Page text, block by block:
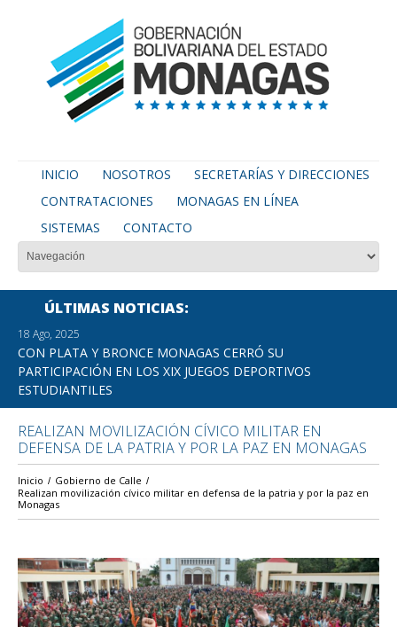
INICIO NOSOTROS
SECRETARÍAS Y DIRECCIONES
CONTRATACIONES
MONAGAS EN LÍNEA
SISTEMAS
CONTACTO
ÚLTIMAS NOTICIAS
18 Ago, 2025
CON PLATA Y BRONCE MONAGAS CERRÓ SU
PARTICIPACIÓN EN LOS XIX JUEGOS DEPORTIVOS
ESTUDIANTILES
REALIZAN MOVILIZACIÓN CÍVICO MILITAR EN
DEFENSA DE LA PATRIA Y POR LA PAZ EN MONAGAS
Inicio
Gobierno de Calle
Realizan movilización cívico militar en defensa de la patria y por la paz en
Monagas